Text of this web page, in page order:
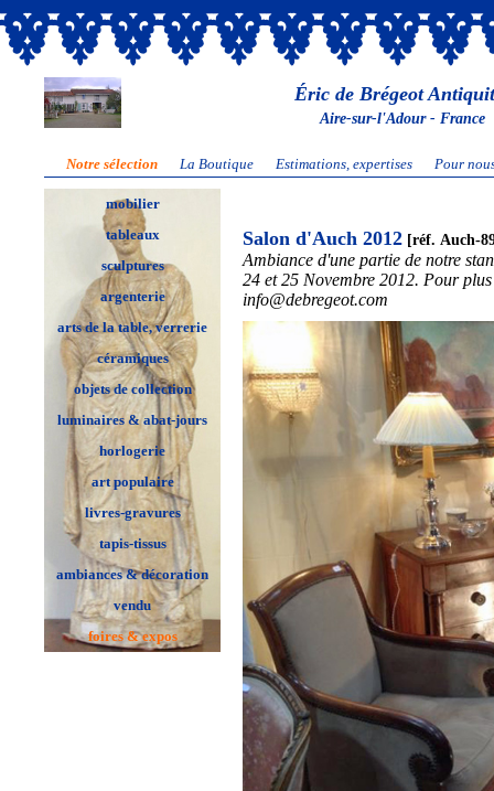
Éric de Brégeot
Aire-sur-l'Adour - France
Notre sélection La Boutique Estimations, expertises Pour
mobilier
tableaux
sculptures
argenterie
arts de la table, verrerie
céramiques
objets de collection
luminaires & abat-jours
horlogerie
art populaire
livres-gravures
tapis-tissus
ambiances & décoration
vendu
foires & expos
Salon d'Auch 2012 [réf. Auch-
Ambiance d'une partie de notre
24 et 25 Novembre 2012. Pour
info@debregeot.com